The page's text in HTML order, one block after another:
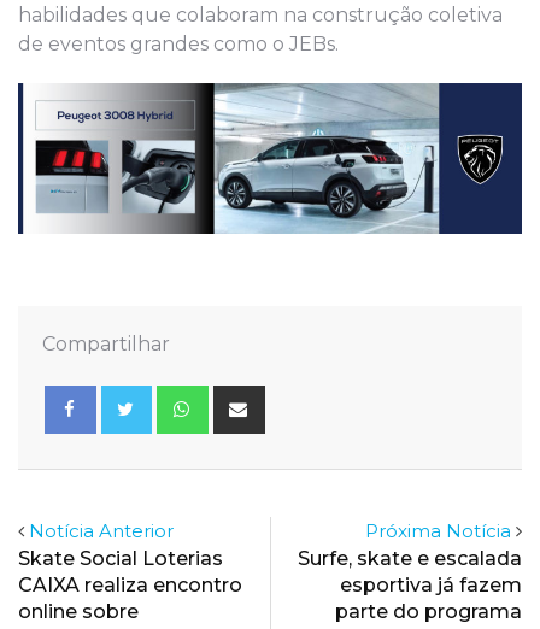
habilidades que colaboram na construção coletiva
de eventos grandes como o JEBs.
Compartilhar
Whatsapp
Notícia Anterior
Skate Social Loterias
CAIXA realiza encontro
online sobre
Próxima Notícia
Surfe, skate e escalada
esportiva já fazem
parte do programa